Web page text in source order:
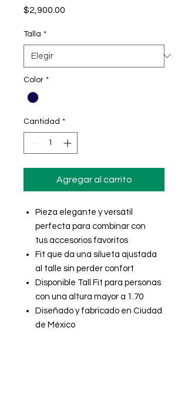
$2,900.00
Talla *
Color *
Cantidad *
Agregar al carrito
Pieza elegante y versátil
perfecta para combinar con
tus accesorios favoritos
Fit que da una silueta ajustada
al talle sin perder confort
Disponible Tall Fit para personas
con una altura mayor a 1.70
Diseñado y fabricado en Ciudad
de México